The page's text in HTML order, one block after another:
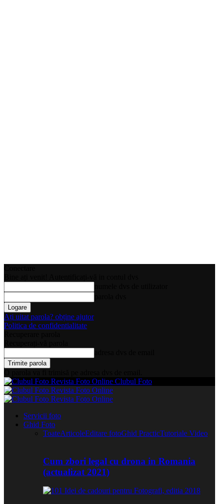
Ați uitat parola? obține ajutor
Politica de confidentialitate
Clubul Foto
Servicii foto
Ghid Foto
ToateArticoleEditare fotoGhid PracticTutoriale Video
Cum zbori legal cu drona in Romania
(actualizat 2021)